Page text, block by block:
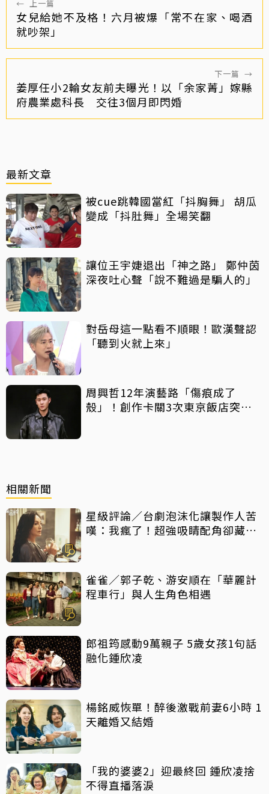
← 上一篇
女兒給她不及格！六月被爆「常不在家、喝酒
就吵架」
下一篇 →
姜厚任小2輪女友前夫曝光！以「余家菁」嫁縣
府農業處科長 交往3個月即閃婚
最新文章
被cue跳韓國當紅「抖胸舞」 胡瓜
變成「抖肚舞」全場笑翻
讓位王宇婕退出「神之路」 鄭仲茵
深夜吐心聲「說不難過是騙人的」
對岳母這一點看不順眼！歐漢聲認
「聽到火就上來」
周興哲12年演藝路「傷痕成了
殼」！創作卡關3次東京飯店突找
相關新聞
星級評論／台劇泡沫化讓製作人苦
嘆：我瘋了！超強吸睛配角卻藏隱
雀雀／郭子乾、游安順在「華麗計
程車行」與人生角色相遇
郎祖筠感動9萬親子 5歲女孩1句話
融化鍾欣凌
楊銘威恢單！醉後激戰前妻6小時 1
天離婚又結婚
「我的婆婆2」迎最終回 鍾欣凌捨
不得直播落淚